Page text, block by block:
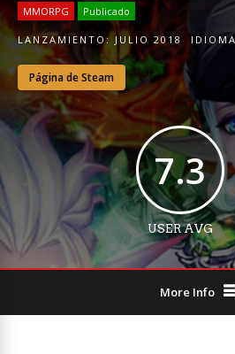
MMORPG Publicado
LANZAMIENTO: JULIO 2018
Página de Steam
7.3
USER AVG
More Info